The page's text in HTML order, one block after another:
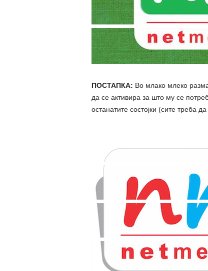
ПОСТАПКА: Во млако млеко
да се активира за што му се
останатите состојки (сите треба